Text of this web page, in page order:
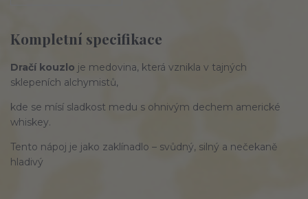
Kompletní specifikace
Dračí kouzlo je medovina, která vznikla v tajných
sklepeních alchymistů,
kde se mísí sladkost medu s ohnivým dechem americké
whiskey.
Tento nápoj je jako zaklínadlo – svůdný, silný a nečekaně
hladivý